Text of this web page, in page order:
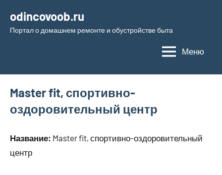
содержимому
odincovoob.ru
Портал о домашнем ремонте и обустройстве быта
Меню
Master fit, спортивно-
оздоровительный центр
Название: Master fit, спортивно-оздоровительный
центр